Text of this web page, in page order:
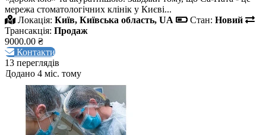
мережа стоматологічних клінік у Києві...
Локація: Київ, Київська область, UA Стан: Новий
Трансакція: Продаж
9000.00 ₴
Контакти
13 переглядів
Додано 4 міс. тому